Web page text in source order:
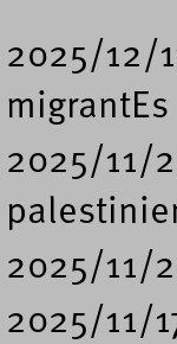
2025/12/
2025/11/
2025/11/
2025/11/